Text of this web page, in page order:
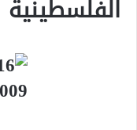
الفلسطينية